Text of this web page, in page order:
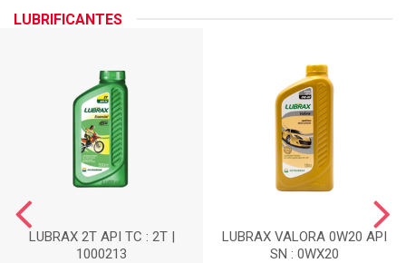
LUBRIFICANTES
LUBRAX 2T API TC : 2T |
1000213
LUBRAX VALORA 0W20 API
SN : 0WX20